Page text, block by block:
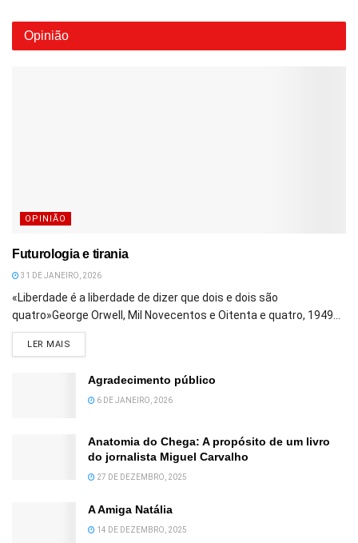
Opinião
OPINIÃO
Futurologia e tirania
31 DE JANEIRO, 2026
«Liberdade é a liberdade de dizer que dois e dois são
quatro»George Orwell, Mil Novecentos e Oitenta e quatro, 1949...
LER MAIS
Agradecimento público
6 DE JANEIRO, 2026
Anatomia do Chega: A propósito de um livro
do jornalista Miguel Carvalho
27 DE DEZEMBRO, 2025
A Amiga Natália
14 DE DEZEMBRO, 2025